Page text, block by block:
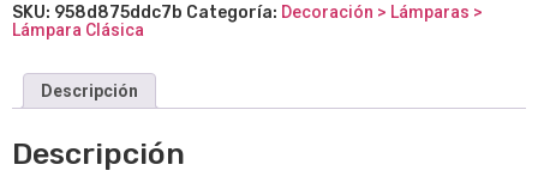
SKU: 958d875ddc7b Categoría: Decoración > Lámparas >
Lámpara Clásica
Descripción
Descripción